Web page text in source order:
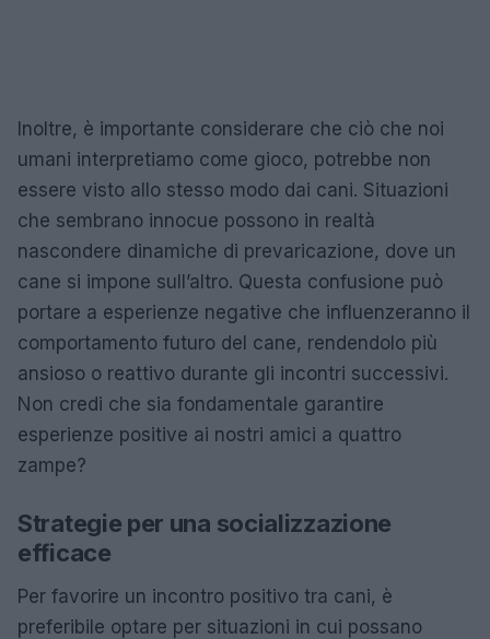
Inoltre, è importante considerare che ciò che noi
umani interpretiamo come gioco, potrebbe non
essere visto allo stesso modo dai cani. Situazioni
che sembrano innocue possono in realtà
nascondere dinamiche di prevaricazione, dove un
cane si impone sull’altro. Questa confusione può
portare a esperienze negative che influenzeranno il
comportamento futuro del cane, rendendolo più
ansioso o reattivo durante gli incontri successivi.
Non credi che sia fondamentale garantire
esperienze positive ai nostri amici a quattro
zampe?
Strategie per una socializzazione
efficace
Per favorire un incontro positivo tra cani, è
preferibile optare per situazioni in cui possano